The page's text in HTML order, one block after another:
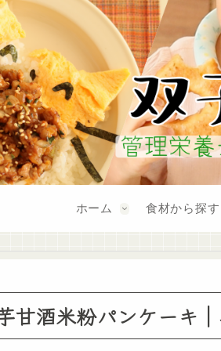
ホーム 食材から探す
甘酒米粉パンケーキ